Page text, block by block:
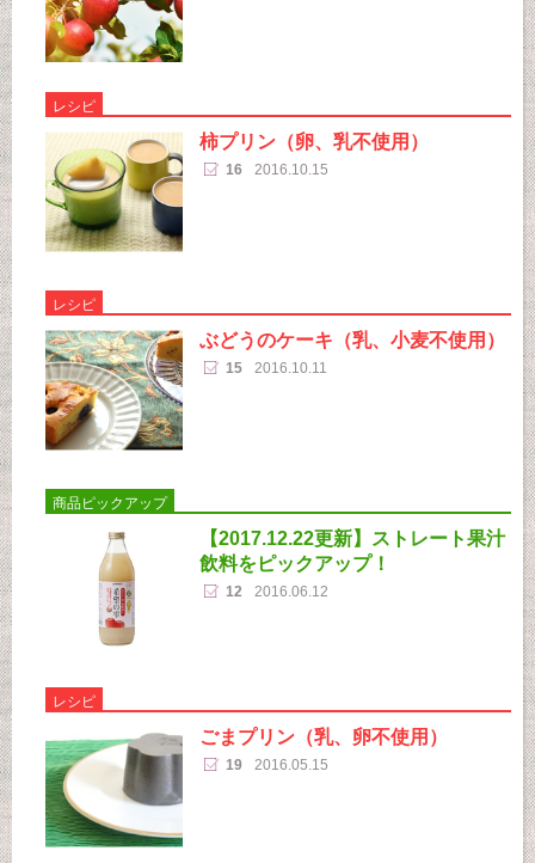
レシピ
柿プリン（卵、乳不使用）
16 2016.10.15
レシピ
ぶどうのケーキ（乳、小麦不使用）
15 2016.10.11
商品ピックアップ
【2017.12.22更新】ストレート果汁
飲料をピックアップ！
12 2016.06.12
レシピ
ごまプリン（乳、卵不使用）
19 2016.05.15